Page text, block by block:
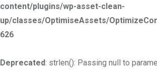
content/plugins/wp-asset-clean-
up/classes/OptimiseAssets/
626
Deprecated: strlen(): Passing null to